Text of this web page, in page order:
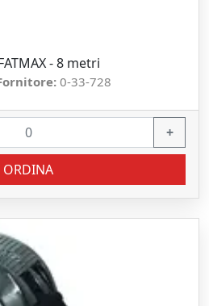
- 8 metri
0-33-728
+
ORDINA